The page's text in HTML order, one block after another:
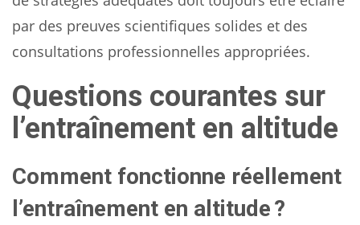
par des preuves scientifiques solides et des
consultations professionnelles appropriées.
Questions courantes sur
l’entraînement en altitude
Comment fonctionne réellement
l’entraînement en altitude ?